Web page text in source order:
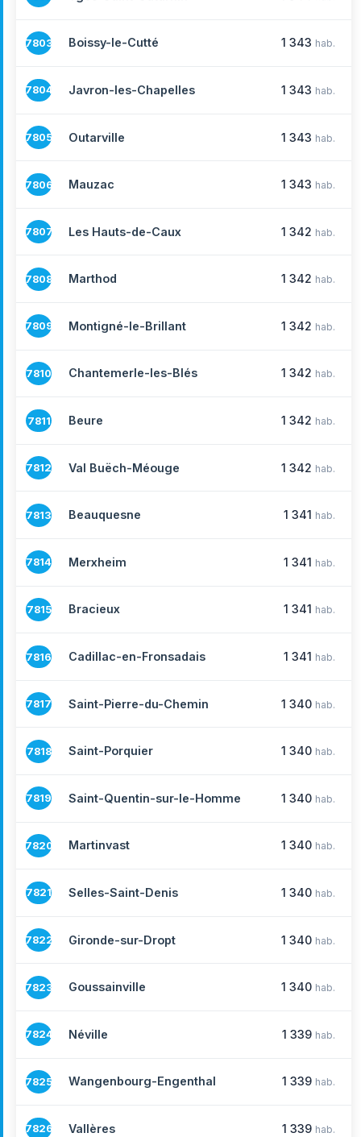
7803 Boissy-le-Cutté 1 343 hab.
7804 Javron-les-Chapelles 1 343 hab.
7805 Outarville 1 343 hab.
7806 Mauzac 1 343 hab.
7807 Les Hauts-de-Caux 1 342 hab.
7808 Marthod 1 342 hab.
7809 Montigné-le-Brillant 1 342 hab.
7810 Chantemerle-les-Blés 1 342 hab.
7811 Beure 1 342 hab.
7812 Val Buëch-Méouge 1 342 hab.
7813 Beauquesne 1 341 hab.
7814 Merxheim 1 341 hab.
7815 Bracieux 1 341 hab.
7816 Cadillac-en-Fronsadais 1 341 hab.
7817 Saint-Pierre-du-Chemin 1 340 hab.
7818 Saint-Porquier 1 340 hab.
7819 Saint-Quentin-sur-le-Homme 1 340 hab.
7820 Martinvast 1 340 hab.
7821 Selles-Saint-Denis 1 340 hab.
7822 Gironde-sur-Dropt 1 340 hab.
7823 Goussainville 1 340 hab.
7824 Néville 1 339 hab.
7825 Wangenbourg-Engenthal 1 339 hab.
7826 Vallères 1 339 hab.